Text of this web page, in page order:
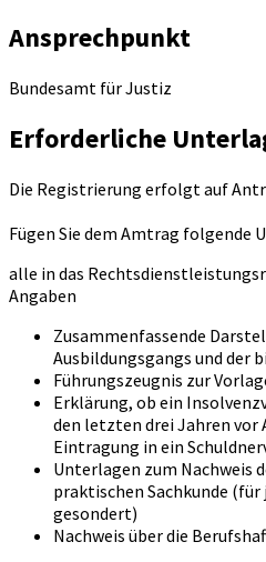
Ansprechpunkt
Bundesamt für Justiz
Erforderliche
Die Registrierung erfolgt auf
Fügen Sie dem Amtrag folgende
alle in das
Angaben
Zusammenfassende
Ausbildungsgangs und der
Führungszeugnis zur
Erklärung, ob ein
den letzten drei Jahren
Eintragung in ein
Unterlagen zum Nachweis
praktischen Sachkunde
gesondert)
Nachweis über die